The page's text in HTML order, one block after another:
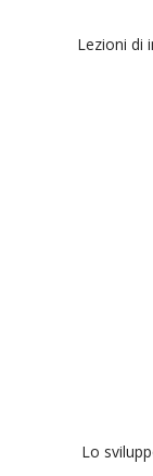
Lezioni di
Lo